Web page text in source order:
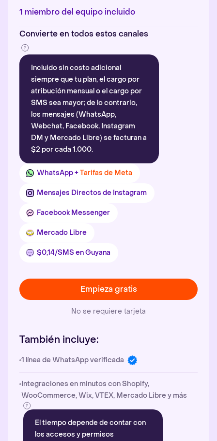
Más información
1 miembro del equipo incluido
Convierte en todos estos canales
Incluido sin costo adicional
siempre que tu plan, el cargo por
atribución mensual o el cargo por
SMS sea mayor; de lo contrario,
los mensajes (WhatsApp,
Webchat, Facebook, Instagram
DM y Mercado Libre) se facturan a
$2 por cada 1.000.
WhatsApp +Tarifas de Meta
Mensajes Directos de Instagram
Facebook Messenger
Mercado Libre
$0,14/SMS en Guyana
Empieza gratis
No se requiere tarjeta
También incluye:
1 línea de WhatsApp verificada
Integraciones en minutos con Shopify,
WooCommerce, Wix, VTEX, Mercado Libre y más
El tiempo depende de contar con
los accesos y permisos